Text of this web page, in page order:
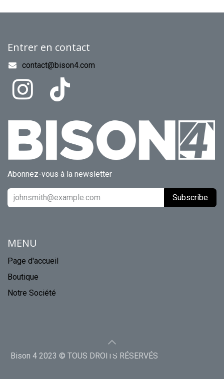
Entrer en contact
contact@bison4.com
Abonnez-vous à la newsletter
Subscribe
MENU
Page d'accueil
Boutique
Notre Société
Bison 4 2023 © TOUS DROITS RÉSERVÉS